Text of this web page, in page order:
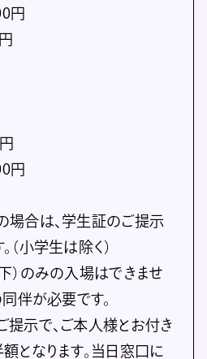
円
円
場合は、学生証のご提示
（小学生は除く）
）のみの入場はできませ
同伴が必要です。
示で、ご本人様とお付き
となります。当日窓口に